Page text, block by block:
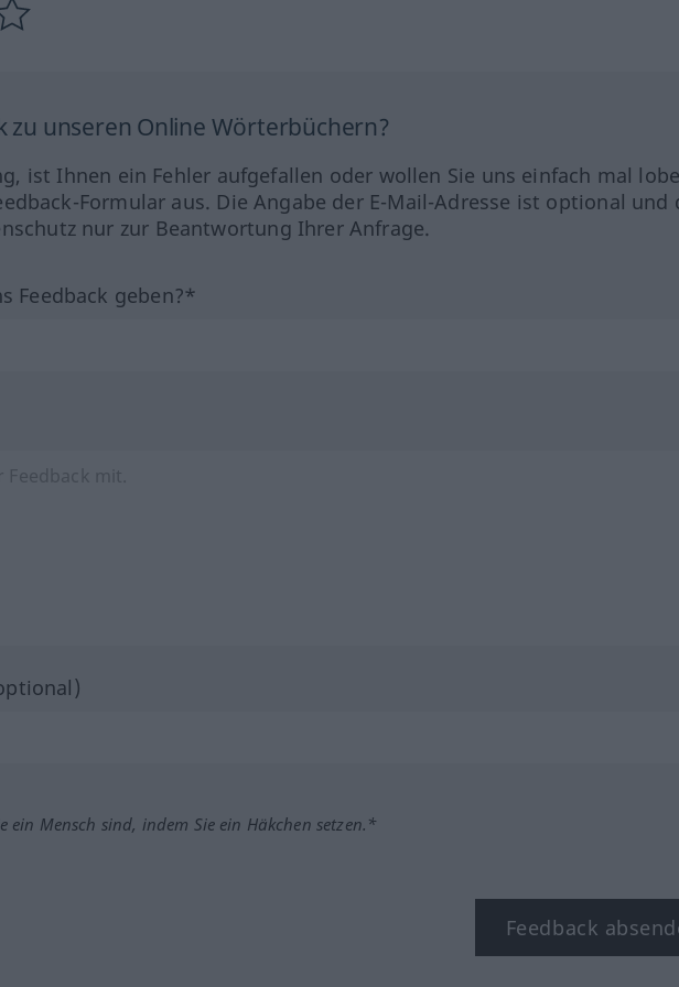
zu unseren Online Wörterbüchern?
ist Ihnen ein Fehler aufgefallen oder wollen Sie uns einfach mal
Formular aus. Die Angabe der E-Mail-Adresse ist optional und
nur zur Beantwortung Ihrer Anfrage.
Feedback geben?*
ein Mensch sind, indem Sie ein Häkchen setzen.*
Feedback